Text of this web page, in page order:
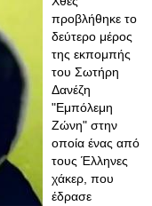
προβλήθηκε το
δεύτερο μέρος
της εκπομπής
του Σωτήρη
Δανέζη
"Εμπόλεμη
Ζώνη" στην
οποία ένας από
τους Έλληνες
χάκερ, που
έδρασε